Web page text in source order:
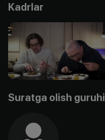
Kadrlar
Suratga olish guruhi